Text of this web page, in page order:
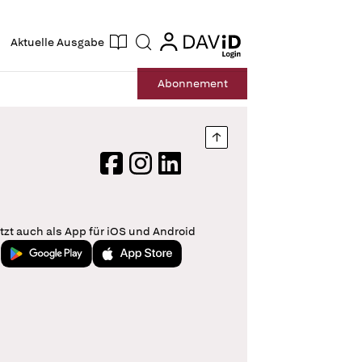
Aktuelle Ausgabe Suche login
login
Abonnement
Nach oben springen
FacebookInstagram
LinkedIn
auch als App für iOS und Android
Jetzt bei Google PlayLaden im App Store